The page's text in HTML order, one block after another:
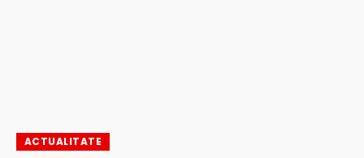
ACTUALITATE